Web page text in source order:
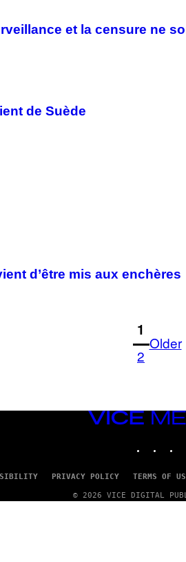
et la censure ne
de Suède
d’être mis aux enchères
1
2
Older
VICE
PRIVACY POLICY TERMS OF
© 2026 VICE DIGITAL